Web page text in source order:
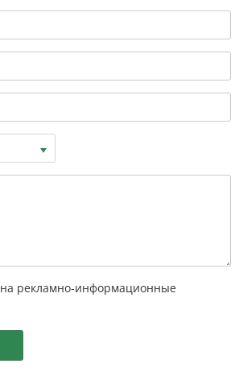
на рекламно-информационные